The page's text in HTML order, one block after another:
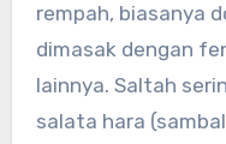
rempah, biasanya
dimasak dengan
lainnya. Saltah
salata hara